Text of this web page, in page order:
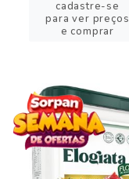
cadastre-se
para ver preços
e comprar